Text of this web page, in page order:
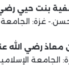
بنت حيي
الإسلامية، 1444 هـ، 2022 م
رضي الله
1444 هـ، 2022 م (بحث مكمل